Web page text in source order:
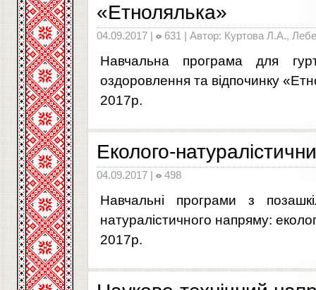
«Етнолялька»
04.09.2017 | 631 | Автор: Куртова Л.А.,
Навчальна програма для
оздоровлення та відпочинку
2017р.
Еколого-
04.09.2017 | 498
Навчальні програми з
натуралістичного напряму:
2017р.